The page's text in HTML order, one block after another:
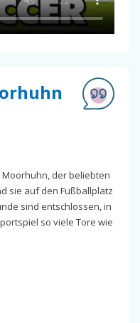
der beliebten
sie auf den Fußballplatz
sind entschlossen, in
so viele Tore wie